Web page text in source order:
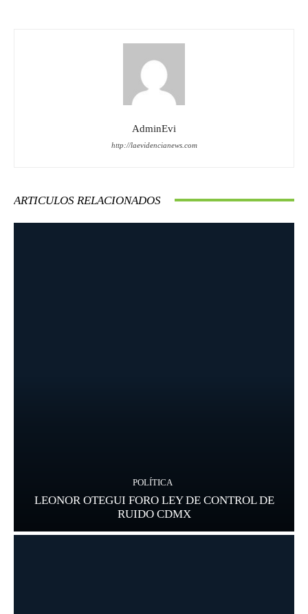
AdminEvi
http://laevidencianews.com
ARTICULOS RELACIONADOS
POLÍTICA
LEONOR OTEGUI FORO LEY DE CONTROL DE
RUIDO CDMX